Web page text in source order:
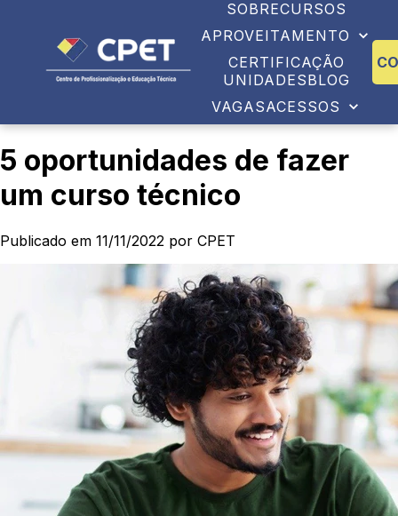
SOBRECURSOS
APROVEITAMENTO
CERTIFICAÇÃO
UNIDADESBLOG
VAGASACESSOS
5 oportunidades de fazer
um curso técnico
Publicado em 11/11/2022 por CPET